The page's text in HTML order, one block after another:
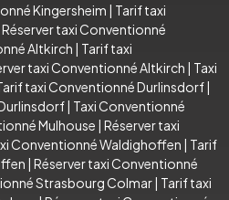
Kingersheim | Tarif taxi
Réserver taxi Conventionné
Altkirch | Tarif taxi
taxi Conventionné Altkirch | Taxi
taxi Conventionné Durlinsdorf|
| Taxi Conventionné
Mulhouse | Réserver taxi
Conventionné Waldighoffen | Tarif
| Réserver taxi Conventionné
Strasbourg Colmar| Tarif taxi